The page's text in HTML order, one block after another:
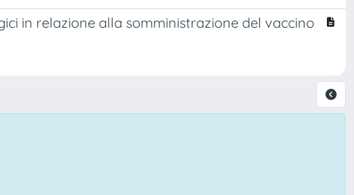
in relazione alla somministrazione del vaccino